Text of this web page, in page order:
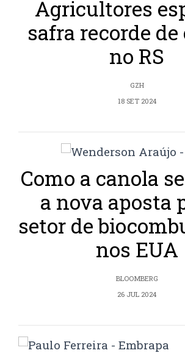
Agricultores
safra recorde
no RS
GZH
18 SET 2024
Como a canola
a nova aposta
setor de
nos EUA
BLOOMBERG
26 JUL 2024